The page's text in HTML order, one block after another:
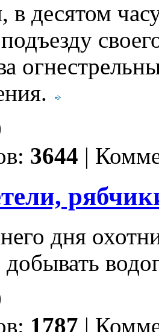
в десятом
3644 |
дня
добывать
1787 |